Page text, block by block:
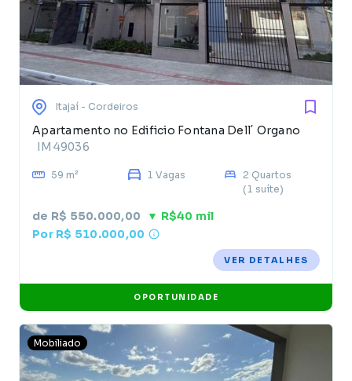
Itajaí - Cordeiros
Apartamento no Edificio Fontana Dell´ Organo
IM49036
59 m² 1 Vagas
2 Quartos
(1 suíte)
de R$ 550.000,00
▼ R$40 mil
Por R$ 510.000,00
VER DETALHES
OPORTUNIDADE
Mobiliado